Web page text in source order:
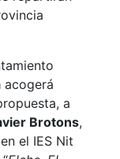
acogerá
a
Brotons,
el IES Nit